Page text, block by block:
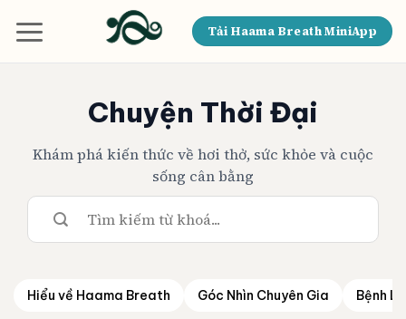
qua
Tải Haama Breath MiniApp
Chuyện Thời Đại
Khám phá kiến thức về hơi thở, sức khỏe và cuộc
sống cân bằng
Hiểu về Haama Breath Góc Nhìn Chuyên Gia Bệnh